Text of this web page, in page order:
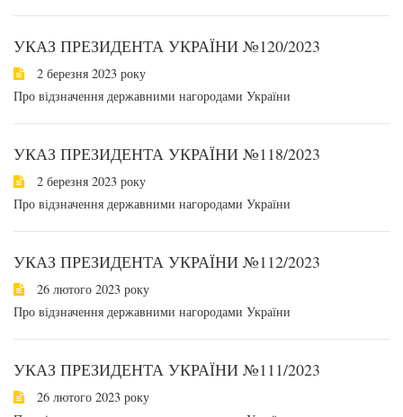
УКАЗ ПРЕЗИДЕНТА УКРАЇНИ №120/2023
2 березня 2023 року
Про відзначення державними нагородами України
УКАЗ ПРЕЗИДЕНТА УКРАЇНИ №118/2023
2 березня 2023 року
Про відзначення державними нагородами України
УКАЗ ПРЕЗИДЕНТА УКРАЇНИ №112/2023
26 лютого 2023 року
Про відзначення державними нагородами України
УКАЗ ПРЕЗИДЕНТА УКРАЇНИ №111/2023
26 лютого 2023 року